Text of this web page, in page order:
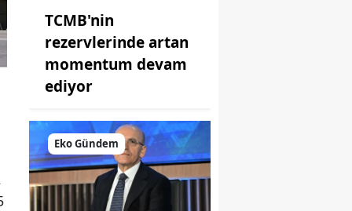
TCMB'nin
rezervlerinde artan
momentum devam
ediyor
Eko Gündem